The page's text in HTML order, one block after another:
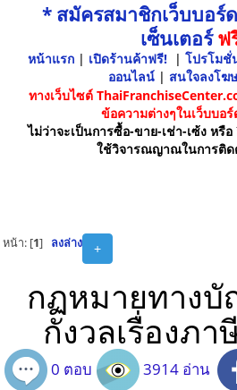
* สมัครสมาชิกเว็บบอร์
เซ็นเตอร์ฟ
หน้าแรก | เปิดร้านค้าฟรี! | โปรโมชั่
ออนไลน์ | สนใจลงโฆ
ทางเว็บไซต์
ข้อความต่างๆในเว็บบอ
ไม่ว่าจะเป็นการซื้อ-ขาย-เช่า-เซ้ง หรื
ใช้วิจารณญาณในการติด
+
หน้า: [1] ลงล่าง
กฏหมายทางบั
กังวลเรื่องภ
0 ตอบ 3914 อ่าน